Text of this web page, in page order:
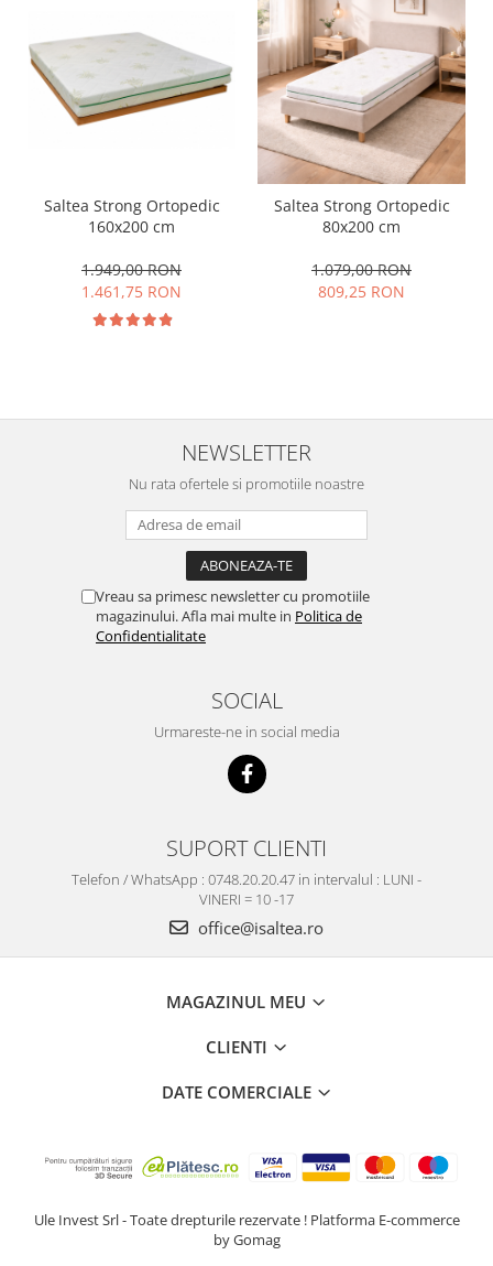
Saltea Strong Ortopedic
160x200 cm
1.949,00 RON
1.461,75 RON
Saltea Strong Ortopedic
80x200 cm
1.079,00 RON
809,25 RON
NEWSLETTER
Nu rata ofertele si promotiile noastre
Vreau sa primesc newsletter cu promotiile
magazinului. Afla mai multe in Politica de
Confidentialitate
SOCIAL
Urmareste-ne in social media
SUPORT CLIENTI
Telefon / WhatsApp : 0748.20.20.47 in intervalul : LUNI -
VINERI = 10 -17
office@isaltea.ro
MAGAZINUL MEU
CLIENTI
DATE COMERCIALE
Ule Invest Srl - Toate drepturile rezervate ! Platforma E-commerce
by Gomag